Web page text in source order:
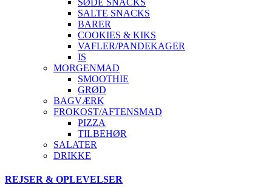
SØDE SNACKS
SALTE SNACKS
BARER
COOKIES & KIKS
VAFLER/PANDEKAGER
IS
MORGENMAD
SMOOTHIE
GRØD
BAGVÆRK
FROKOST/AFTENSMAD
PIZZA
TILBEHØR
SALATER
DRIKKE
Skip
REJSER & OPLEVELSER